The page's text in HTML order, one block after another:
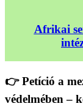
Afrikai
👉 Petíció a
védelmében –